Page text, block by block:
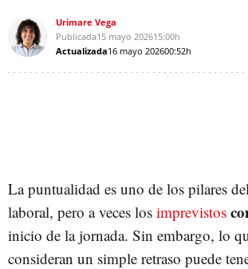
Urimare Vega
Publicada15 mayo 202615:00h
Actualizada16 mayo 202600:52h
La puntualidad es uno de los pilares del
laboral, pero a veces los imprevistos
inicio de la jornada. Sin embargo, lo
consideran un simple retraso puede